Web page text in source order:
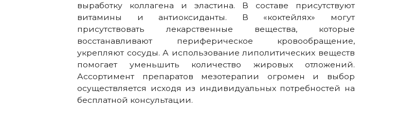
выработку коллагена и эластина. В составе присутствуют
витамины и антиоксиданты. В «коктейлях» могут
присутствовать лекарственные вещества, которые
восстанавливают периферическое кровообращение,
укрепляют сосуды. А использование липолитических веществ
помогает уменьшить количество жировых отложений.
Ассортимент препаратов мезотерапии огромен и выбор
осуществляется исходя из индивидуальных потребностей на
бесплатной консультации.